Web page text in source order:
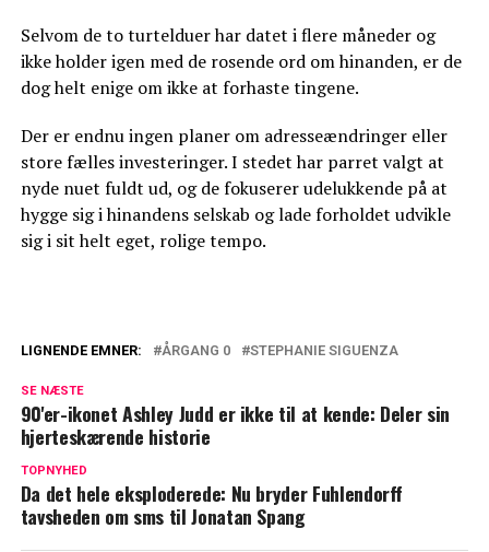
Selvom de to turtelduer har datet i flere måneder og
ikke holder igen med de rosende ord om hinanden, er de
dog helt enige om ikke at forhaste tingene.
Der er endnu ingen planer om adresseændringer eller
store fælles investeringer. I stedet har parret valgt at
nyde nuet fuldt ud, og de fokuserer udelukkende på at
hygge sig i hinandens selskab og lade forholdet udvikle
sig i sit helt eget, rolige tempo.
"Så bliver man da lidt stolt"
Hjerteskærende opslag fra Stephanie
LIGNENDE EMNER: ÅRGANG 0 STEPHANIE SIGUENZA
SE NÆSTE
90'er-ikonet Ashley Judd er ikke til at kende: Deler sin
hjerteskærende historie
TOPNYHED
Da det hele eksploderede: Nu bryder Fuhlendorff
tavsheden om sms til Jonatan Spang